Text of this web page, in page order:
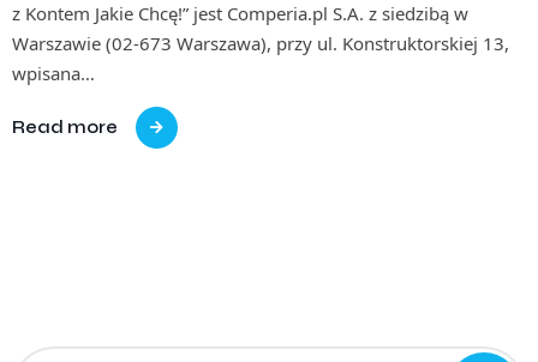
z Kontem Jakie Chcę!” jest Comperia.pl S.A. z siedzibą w
Warszawie (02-673 Warszawa), przy ul. Konstruktorskiej 13,
wpisana…
Read more